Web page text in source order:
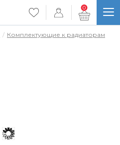
0
Комплектующие к радиаторам